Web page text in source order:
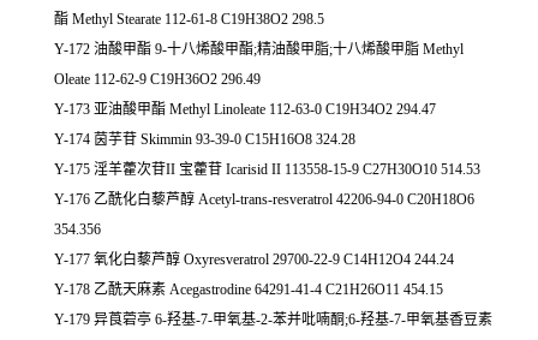
酯 Methyl Stearate 112-61-8 C19H38O2 298.5
Y-172 油酸甲酯 9-十八烯酸甲酯;精油酸甲脂;十八烯酸甲脂 Methyl
Oleate 112-62-9 C19H36O2 296.49
Y-173 亚油酸甲酯 Methyl Linoleate 112-63-0 C19H34O2 294.47
Y-174 茵芋苷 Skimmin 93-39-0 C15H16O8 324.28
Y-175 淫羊藿次苷II 宝藿苷 Icarisid II 113558-15-9 C27H30O10 514.53
Y-176 乙酰化白藜芦醇 Acetyl-trans-resveratrol 42206-94-0 C20H18O6
354.356
Y-177 氧化白藜芦醇 Oxyresveratrol 29700-22-9 C14H12O4 244.24
Y-178 乙酰天麻素 Acegastrodine 64291-41-4 C21H26O11 454.15
Y-179 异莨菪亭 6-羟基-7-甲氧基-2-苯并吡喃酮;6-羟基-7-甲氧基香豆素